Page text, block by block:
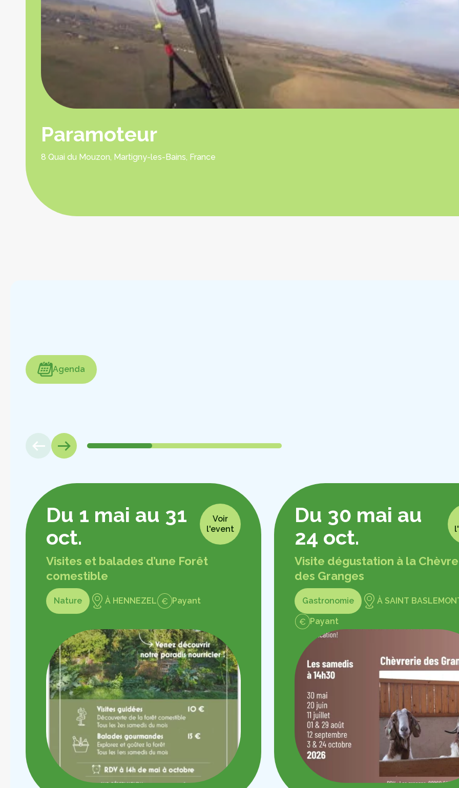
Paramoteur
8 Quai du Mouzon, Martigny-les-Bains, France
Agenda
Du 1 mai au 31
oct.
Voir
l'event
Visites et balades d’une Forêt
comestible
Nature À HENNEZEL Payant
Du 30 mai au
24 oct.
Visite dégustation à la
des Granges
Gastronomie À SAINT
Payant